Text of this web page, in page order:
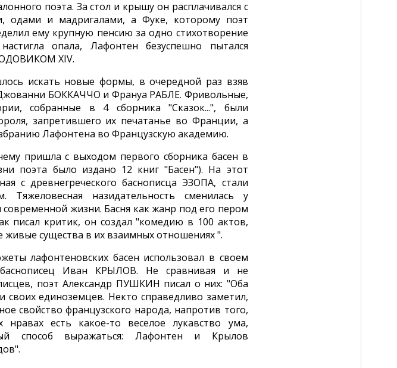
поэта. За стол и крышу он расплачивался с
одами и мадригалами, а Фуке, которому поэт
ему крупную пенсию за одно стихотворение
опала, Лафонтен безуспешно пытался
XIV.
искать новые формы, в очередной раз взяв
БОККАЧЧО и Франуа РАБЛЕ. Фривольные,
собранные в 4 сборника "Сказок...", были
запретившего их печатанье во Франции, а
Лафонтена во Французскую академию.
пришла с выходом первого сборника басен в
поэта было издано 12 книг "Басен"). На этот
с древнегреческого баснописца ЭЗОПА, стали
Тяжеловесная назидательность сменилась у
жизни. Басня как жанр под его пером
писал критик, он создал "комедию в 100 актов,
живые существа в их взаимных отношениях ".
лафонтеновских басен использовал в своем
баснописец Иван КРЫЛОВ. Не сравнивая и не
поэт Александр ПУШКИН писал о них: "Оба
своих единоземцев. Некто справедливо заметил,
свойство французского народа, напротив того,
есть какое-то веселое лукавство ума,
способ выражаться: Лафонтен и Крылов